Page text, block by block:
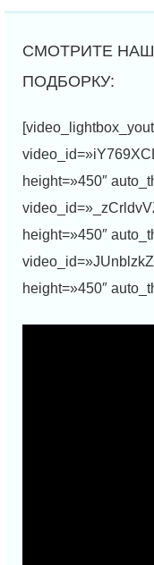
height=»450″
height=»450″
height=»450″